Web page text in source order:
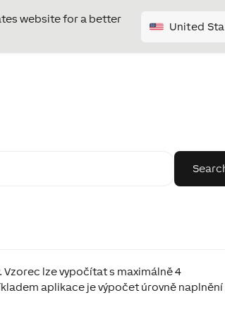
website for a better
United
lze vypočítat s maximálně 4
aplikace je výpočet úrovně naplnění